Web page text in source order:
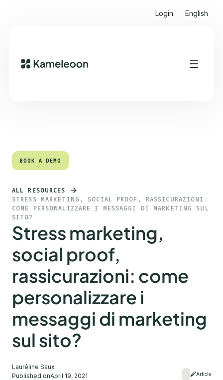
Login English
Quick links
BOOK A DEMO
BOOK A DEMO
ALL RESOURCES
STRESS MARKETING, SOCIAL PROOF, RASSICURAZIONI:
COME PERSONALIZZARE I MESSAGGI DI MARKETING SUL
SITO?
Stress marketing,
social proof,
rassicurazioni: come
personalizzare i
messaggi di marketing
sul sito?
Lauréline Saux
Published onApril 19, 2021 Article